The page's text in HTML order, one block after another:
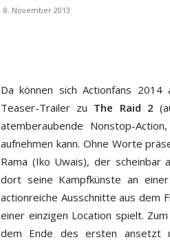
8. November 2013
Da können sich Actionfans
Teaser-Trailer zu The Raid 2
atemberaubende Nonstop-
aufnehmen kann. Ohne Worte
Rama (Iko Uwais), der scheinbar
dort seine Kampfkünste an
actionreiche Ausschnitte aus dem
einer einzigen Location spielt.
dem Ende des ersten ansetzt